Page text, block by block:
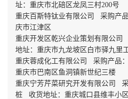
址：重庆市北碚区龙凤三村200号
重庆百斯特钛业有限公司 采购产
庆市江津区
重庆开发区乾兴企业策划有限公
地址：重庆市九龙坡区白市驿九里
重庆蓉成化工有限公司 采购产品
重庆市巴南区鱼洞镇新世纪三楼
重庆宁芳芹菜研究开发有限公司
桩 收货地址：重庆城口县维丰小